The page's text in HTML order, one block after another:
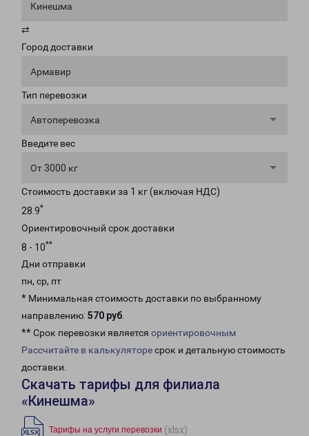
Кинешма
⇄
Город доставки
Армавир
Тип перевозки
Автоперевозка
Введите вес
От 3000 кг
Стоимость доставки за 1 кг (включая НДС)
28.9*
Ориентировочный срок доставки
8 - 10**
Дни отправки
пн, ср, пт
* Минимальная стоимость доставки по выбранному
направлению: 570 руб.
** Срок перевозки является ориентировочным
Рассчитайте в калькуляторесрок и детальную стоимость
доставки.
Скачать тарифы для филиала
«Кинешма»
Тарифы на услуги перевозки (xlsx)